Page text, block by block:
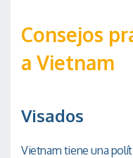
Consejos
a Vietnam
Visados
Vietnam tiene una